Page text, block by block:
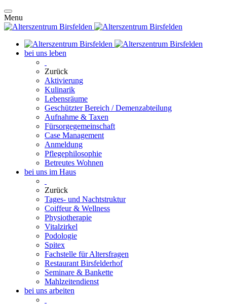
Menu
bei uns leben
Zurück
Aktivierung
Kulinarik
Lebensräume
Geschützter Bereich / Demenzabteilung
Aufnahme & Taxen
Fürsorgegemeinschaft
Case Management
Anmeldung
Pflegephilosophie
Betreutes Wohnen
bei uns im Haus
Zurück
Tages- und Nachtstruktur
Coiffeur & Wellness
Physiotherapie
Vitalzirkel
Podologie
Spitex
Fachstelle für Altersfragen
Restaurant Birsfelderhof
Seminare & Bankette
Mahlzeitendienst
bei uns arbeiten